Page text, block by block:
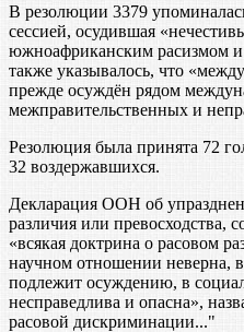
В резолюции 3379
сессией, осудившая
южноафриканским расизмом
также указывалось, что
прежде осуждён рядом
межправительственных и
Резолюция была принята 72
32 воздержавшихся.
Декларация ООН об
различия или превосходства,
«всякая доктрина о расовом
научном отношении неверна,
подлежит осуждению, в
несправедлива и опасна»,
расовой дискриминации..."